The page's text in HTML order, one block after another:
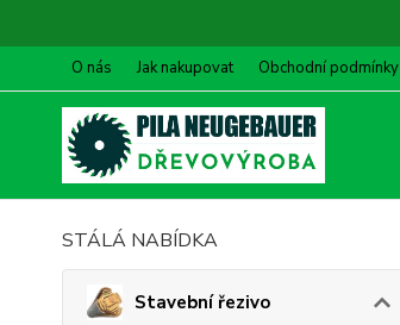
O nás Jak nakupovat Obchodní podmínky
STÁLÁ NABÍDKA
Stavební řezivo